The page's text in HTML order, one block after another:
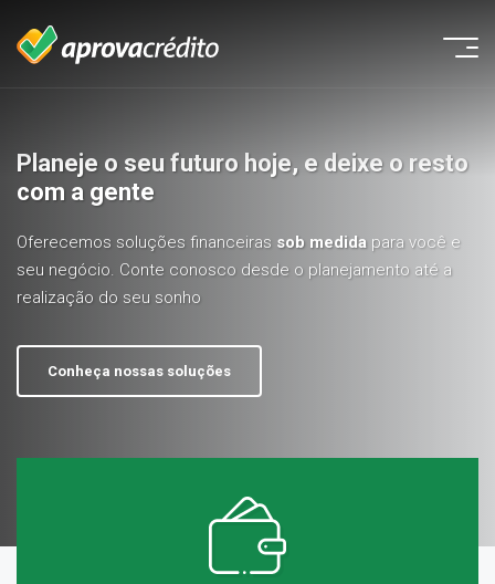
Planeje o seu futuro hoje, e deixe o resto
com a gente
Oferecemos soluções financeiras sob medida para você e
seu negócio. Conte conosco desde o planejamento até a
realização do seu sonho
Conheça nossas soluções